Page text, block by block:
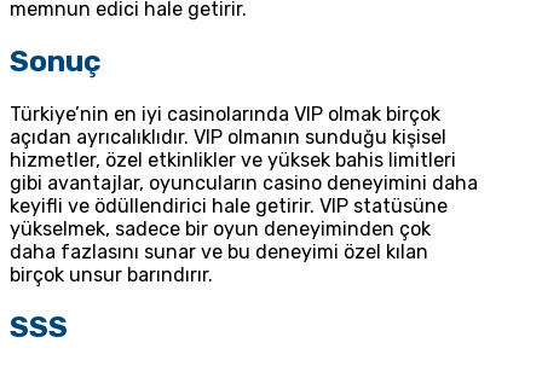
memnun edici hale getirir.
Sonuç
Türkiye’nin en iyi casinolarında VIP olmak birçok
açıdan ayrıcalıklıdır. VIP olmanın sunduğu kişisel
hizmetler, özel etkinlikler ve yüksek bahis limitleri
gibi avantajlar, oyuncuların casino deneyimini daha
keyifli ve ödüllendirici hale getirir. VIP statüsüne
yükselmek, sadece bir oyun deneyiminden çok
daha fazlasını sunar ve bu deneyimi özel kılan
birçok unsur barındırır.
SSS